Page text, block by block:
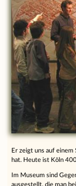
Er zeigt uns auf einem
hat. Heute ist Köln
Im Museum sind
ausgestellt, die man